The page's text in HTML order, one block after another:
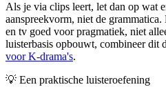
Als je via clips leert, let dan op wat
aanspreekvorm, niet de
en tv goed voor pragmatiek, niet
luisterbasis opbouwt, combineer dit
voor K-drama's.
💡 Een praktische luisteroefening